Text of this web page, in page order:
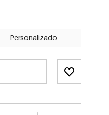
Personalizado